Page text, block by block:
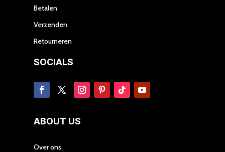
Betalen
Verzenden
Retourneren
SOCIALS
ABOUT US
Over ons